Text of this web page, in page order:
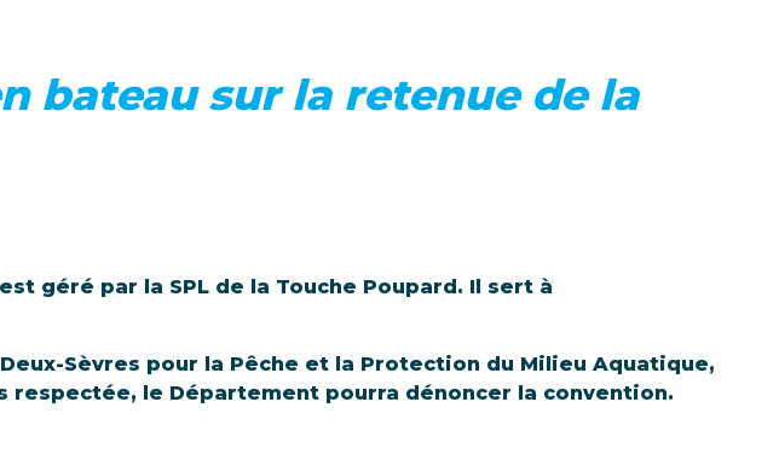
bateau sur la retenue de la
géré par la SPL de la Touche Poupard. Il sert à
Sèvres pour la Pêche et la Protection du Milieu Aquatique,
respectée, le Département pourra dénoncer la convention.